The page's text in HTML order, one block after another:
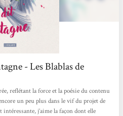
- Les Blablas de
reflétant la force et la poésie du contenu
un peu plus dans le vif du projet de
j’aime la façon dont elle